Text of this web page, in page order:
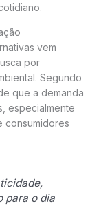
vem
por
Segundo
que a demanda
especialmente
consumidores
para o dia